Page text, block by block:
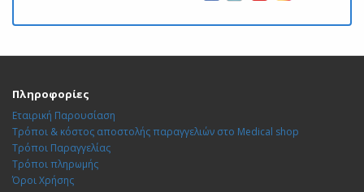
Πληροφορίες
Εταιρική Παρουσίαση
Τρόποι & κόστος αποστολής παραγγελιών στο Medical shop
Τρόποι Παραγγελίας
Τρόποι πληρωμής
Όροι Χρήσης